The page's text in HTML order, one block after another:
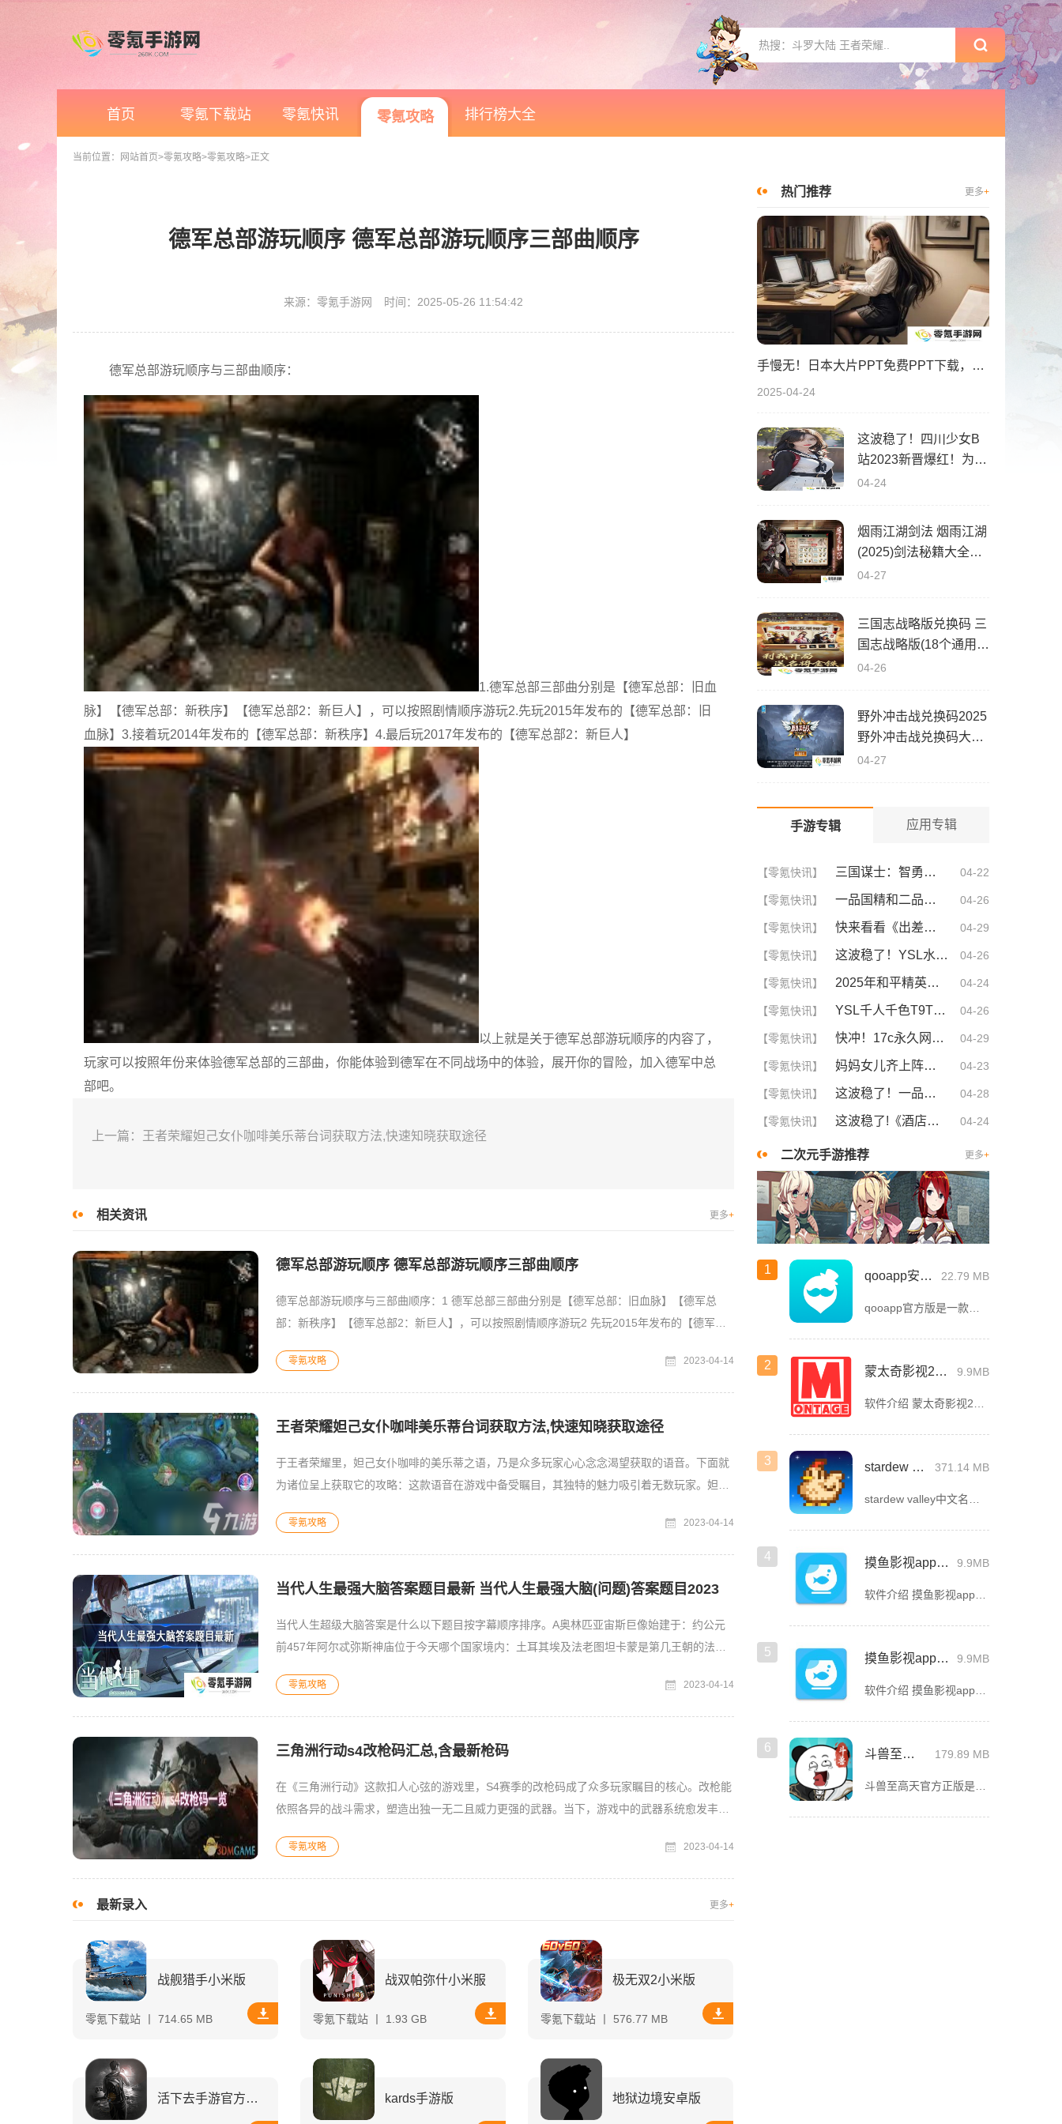
首页 零氪下载站 零氪快讯 零氪攻略 排行榜大全
当前位置： 网站首页>零氪攻略>零氪攻略>正文
德军总部游玩顺序 德军总部游玩顺序三部曲顺序
来源：零氪手游网 时间：2025-05-26 11:54:42
德军总部游玩顺序与三部曲顺序：
1.德军总部三部曲分别是【德军总部：旧血
脉】【德军总部：新秩序】【德军总部2：新巨人】，可以按照剧情顺序游玩2.先玩2015年发布的【德军总部：旧
血脉】3.接着玩2014年发布的【德军总部：新秩序】4.最后玩2017年发布的【德军总部2：新巨人】
以上就是关于德军总部游玩顺序的内容了，
玩家可以按照年份来体验德军总部的三部曲，你能体验到德军在不同战场中的体验，展开你的冒险，加入德军中总
部吧。
上一篇：王者荣耀妲己女仆咖啡美乐蒂台词获取方法,快速知晓获取途径
相关资讯 更多+
德军总部游玩顺序 德军总部游玩顺序三部曲顺序
德军总部游玩顺序与三部曲顺序：1 德军总部三部曲分别是【德军总部：旧血脉】【德军总
部：新秩序】【德军总部2：新巨人】，可以按照剧情顺序游玩2 先玩2015年发布的【德军总
零氪攻略 2023-04-14
王者荣耀妲己女仆咖啡美乐蒂台词获取方法,快速知晓获取途径
于王者荣耀里，妲己女仆咖啡的美乐蒂之语，乃是众多玩家心心念念渴望获取的语音。下面就
为诸位呈上获取它的攻略：这款语音在游戏中备受瞩目，其独特的魅力吸引着无数玩家。妲己
零氪攻略 2023-04-14
当代人生最强大脑答案题目最新 当代人生最强大脑(问题)答案题目2023
当代人生超级大脑答案是什么以下题目按字幕顺序排序。A奥林匹亚宙斯巨像始建于：约公元
前457年阿尔忒弥斯神庙位于今天哪个国家境内：土耳其埃及法老图坦卡蒙是第几王朝的法
零氪攻略 2023-04-14
三角洲行动s4改枪码汇总,含最新枪码
在《三角洲行动》这款扣人心弦的游戏里，S4赛季的改枪码成了众多玩家瞩目的核心。改枪能
依照各异的战斗需求，塑造出独一无二且威力更强的武器。当下，游戏中的武器系统愈发丰富
零氪攻略 2023-04-14
最新录入 更多+
战舰猎手小米版
零氪下载站 丨 714.65 MB
战双帕弥什小米服
零氪下载站 丨 1.93 GB
极无双2小米版
零氪下载站 丨 576.77 MB
活下去手游官方正版 kards手游版 地狱边境安卓版
热门推荐 更多+
手慢无！日本大片PPT免费PPT下载，这波稳了！速来拿！
2025-04-24
这波稳了！四川少女B
站2023新晋爆红！为什
么她的内容这么吸睛？
04-24
烟雨江湖剑法 烟雨江湖
(2025)剑法秘籍大全获
得途径
04-27
三国志战略版兑换码 三
国志战略版(18个通用礼
包)兑换码2025最新有
04-26
野外冲击战兑换码2025
野外冲击战兑换码大全
(真实有效)
04-27
手游专辑 应用专辑
【零氪快讯】 三国谋士：智勇双全的幕后英雄 04-22
【零氪快讯】 一品国精和二品国精的文化意义！为何他们如此独特？你绝对不知道的深层背景 04-26
【零氪快讯】 快来看看《出差的日子》叶爱背后的深刻故事！竟然让人泪崩的原因 04-29
【零氪快讯】 这波稳了！YSL水蜜桃86满十八和88区别，背后暗藏的秘密你知道吗？ 04-26
【零氪快讯】 2025年和平精英CDKEY兑换码领取方法及使用技巧 04-24
【零氪快讯】 YSL千人千色T9T9T9T9T9MBA！揭秘背后的设计秘密，难怪网友都在疯传！ 04-26
【零氪快讯】 快冲！17c永久网名你不可不知的3大秘诀！| 成为网名大神的终极指南 04-29
【零氪快讯】 妈妈女儿齐上阵！这5大策略让你们关系更亲密，感情升温不可挡！ 04-23
【零氪快讯】 这波稳了！一品国精和二品国精的文化意义深度解析！谁懂啊 04-28
【零氪快讯】 这波稳了!《酒店激战》1-5集免费观看中文版，网友疯狂推荐！ 04-24
二次元手游推荐 更多+
1 qooapp安卓版 22.79 MB
2 蒙太奇影视2025最新版本下载 9.9MB
3 stardew valley手机版 371.14 MB
4 摸鱼影视app官方版下载安装 9.9MB
5 摸鱼影视app最新版下载 9.9MB
6 斗兽至高天 179.89 MB